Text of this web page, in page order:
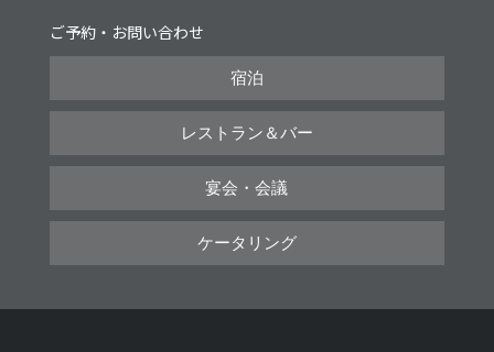
ご予約・お問い合わせ
宿泊
レストラン＆バー
宴会・会議
ケータリング